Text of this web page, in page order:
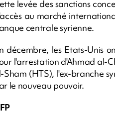
levée des sanctions
au marché
centrale syrienne.
décembre, les Etats-Unis
l'arrestation d'Ahmad al-
Sham (HTS), l'ex-branche
le nouveau pouvoir.